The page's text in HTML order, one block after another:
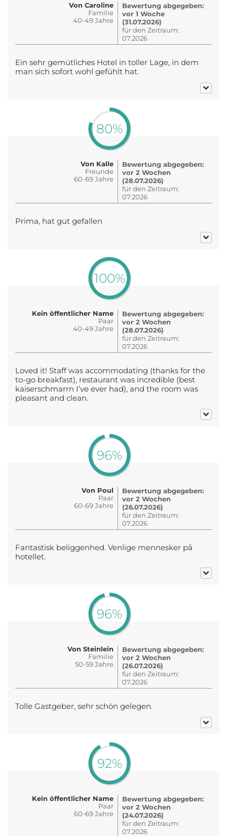
Von Caroline
Familie
40-49 Jahre
Bewertung abgegeben:
vor 1 Woche
(31.07.2026)
für den Zeitraum:
07.2026
Ein sehr gemütliches Hotel in toller Lage, in dem
man sich sofort wohl gefühlt hat.
80%
Von Kalle
Freunde
60-69 Jahre
Bewertung abgegeben:
vor 2 Wochen
(28.07.2026)
für den Zeitraum:
07.2026
Prima, hat gut gefallen
100%
Kein öffentlicher Name
Paar
40-49 Jahre
Bewertung abgegeben:
vor 2 Wochen
(28.07.2026)
für den Zeitraum:
07.2026
Loved it! Staff was accommodating (thanks for the
to-go breakfast), restaurant was incredible (best
kaiserschmarrn I’ve ever had), and the room was
pleasant and clean.
96%
Von Poul
Paar
60-69 Jahre
Bewertung abgegeben:
vor 2 Wochen
(26.07.2026)
für den Zeitraum:
07.2026
Fantastisk beliggenhed. Venlige mennesker på
hotellet.
96%
Von Steinlein
Familie
50-59 Jahre
Bewertung abgegeben:
vor 2 Wochen
(26.07.2026)
für den Zeitraum:
07.2026
Tolle Gastgeber, sehr schön gelegen.
92%
Kein öffentlicher Name
Paar
60-69 Jahre
Bewertung abgegeben:
vor 2 Wochen
(24.07.2026)
für den Zeitraum:
07.2026